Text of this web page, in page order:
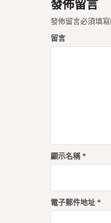
發佈留言
發佈留言必須填
留言
顯示名稱*
電子郵件地址 *